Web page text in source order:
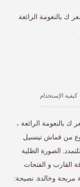
ك بالنعومة الرائعة
بالنعومة الرائعة ،
من قماش تينسيل
الصورة الظلية
القارب و الفتحات
وخالدة. نصيحة:
كيفية الإستخدام